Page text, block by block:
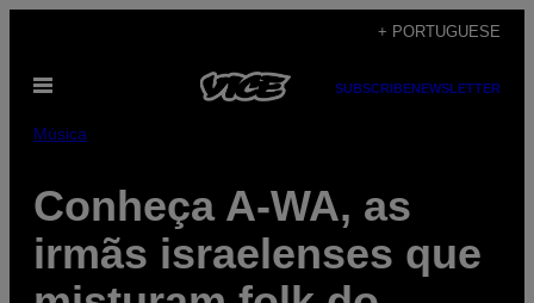
content
+ PORTUGUESE
Open
SUBSCRIBENEWSLETTER
Música
Conheça A-WA, as
irmãs israelenses que